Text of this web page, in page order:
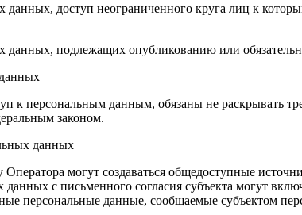
данных, доступ неограниченного круга лиц к
данных, подлежащих опубликованию или
к персональным данным, обязаны не раскрывать
законом.
данных
могут создаваться общедоступные
с письменного согласия субъекта могут
персональные данные, сообщаемые субъектом